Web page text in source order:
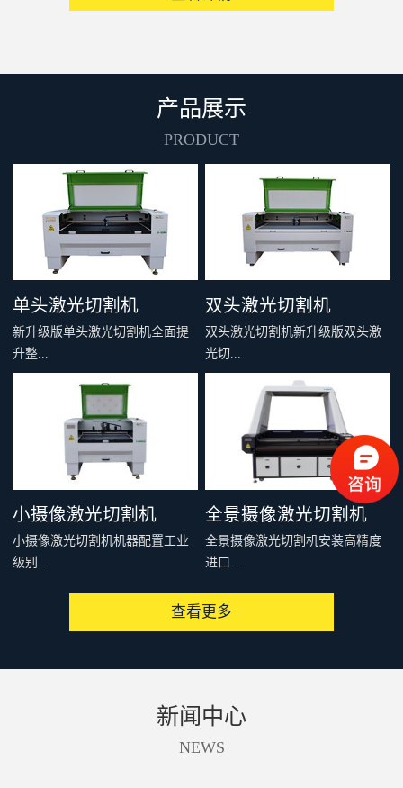
产品展示
PRODUCT
单头激光切割机
新升级版单头激光切割机全面提
升整...
机刚性和结构稳定性，多个型号
可供选择，适合绝大多数非金属
材料的切割雕刻，例如：亚克
力、木料、皮革、布料、毛料、
太阳能板等，是你购买入门级激
光切割机的首选。
双头激光切割机
双头激光切割机新升级版双头激
光切...
割机全面提升整机刚性和结构稳
定性，多个型号可供选择，适合
绝大多数非金属材料的切割雕
刻，例如：亚克力、木料、皮
革、布料、毛料、太阳能板等，
是你购买入门级激光切割机的首
选。
小摄像激光切割机
小摄像激光切割机机器配置工业
级别...
者轮廓，从而实现精准、快速、
商标唛头、印花、亚克力、太阳
全景摄像激光切割机
全景摄像激光切割机安装高精度
进口...
的图像，通过相机提取轮廓或者
设备进行切割。同时软件还支持
自动化处理。根据不同客户的不
查看更多
新闻中心
NEWS